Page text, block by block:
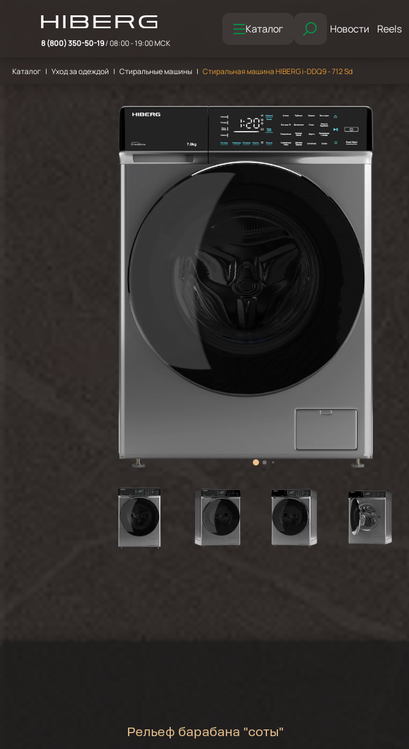
8 (800) 350-50-19/ 08:00 - 19:00 МСК
Каталог Новости Reels
Каталог Уход за одеждой Стиральные машины Стиральная машина HIBERG i-DDQ9 - 712 Sd
Рельеф барабана "соты"